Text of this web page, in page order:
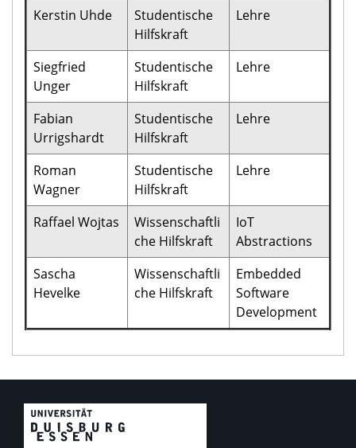
Kerstin Uhde
Studentische
Hilfskraft
Lehre
Siegfried
Unger
Studentische
Hilfskraft
Lehre
Fabian
Urrigshardt
Studentische
Hilfskraft
Lehre
Roman
Wagner
Studentische
Hilfskraft
Lehre
Raffael Wojtas
Wissenschaftli
che Hilfskraft
IoT
Abstractions
Sascha
Hevelke
Wissenschaftli
che Hilfskraft
Embedded
Software
Development